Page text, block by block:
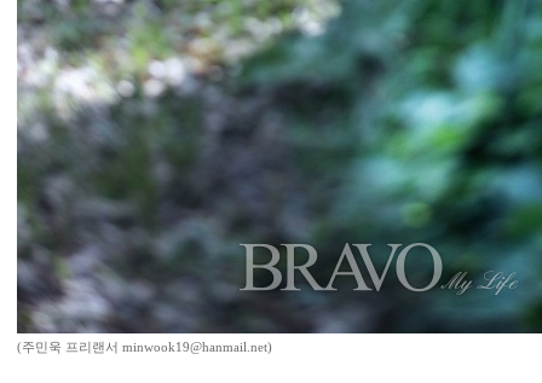
(주민욱 프리랜서 minwook19@hanmail.net)